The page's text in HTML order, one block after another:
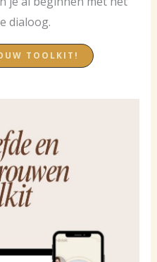
dialoog.
TOOLKIT!